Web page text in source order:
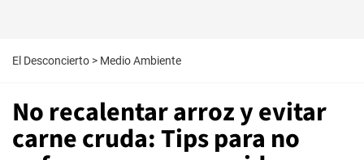
El Desconcierto > Medio Ambiente
No recalentar arroz y evitar
carne cruda: Tips para no